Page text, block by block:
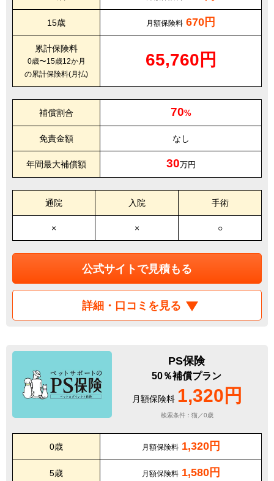
15歳 月額保険料 670円
累計保険料
0歳〜15歳12か月
の累計保険料(月払)
65,760円
補償割合 70%
免責金額 なし
年間最大補償額 30万円
通院 入院 手術
× × ○
公式サイトで見積もる
詳細・口コミを見る
PS保険
50％補償プラン
月額保険料 1,320円
検索条件：猫／0歳
0歳 月額保険料 1,320円
5歳 月額保険料 1,580円